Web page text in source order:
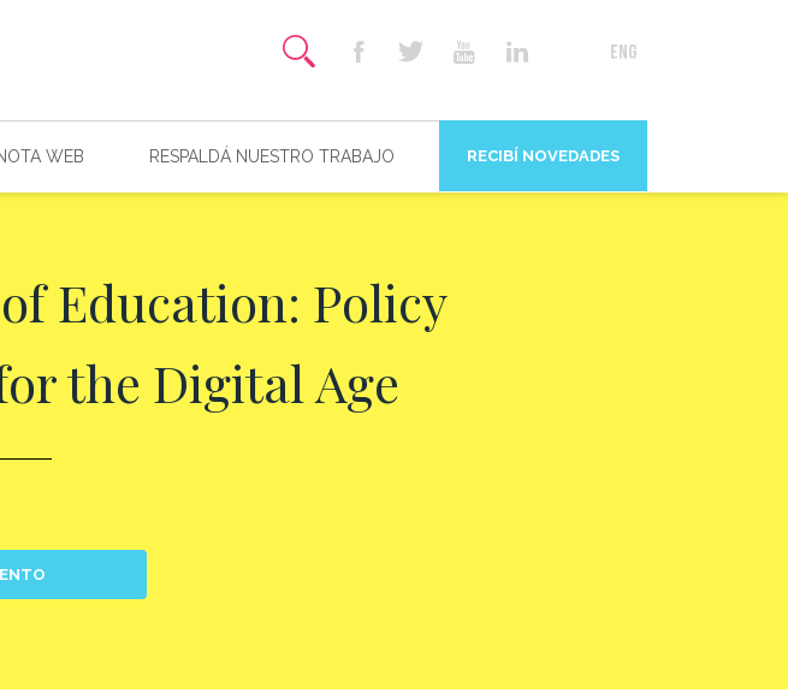
WEB RESPALDÁ NUESTRO TRABAJO RECIBÍ NOVEDADES
Education: Policy
the Digital Age